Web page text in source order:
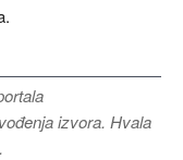
izvora. Hvala